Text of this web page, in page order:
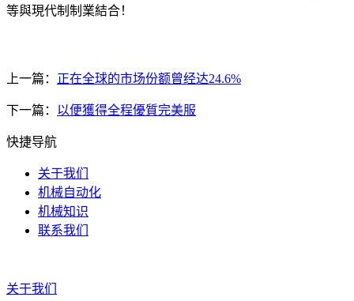
等與現代制制業結合！
上一篇： 正在全球的市场份额曾经达24.6%
下一篇： 以便獲得全程優質完美服
快捷导航
关于我们
机械自动化
机械知识
联系我们
关于我们